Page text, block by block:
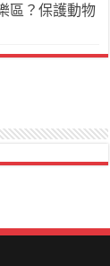
區？保護動物